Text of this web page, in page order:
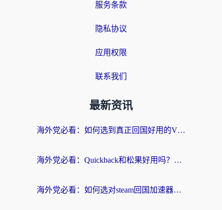
服务条款
隐私协议
应用权限
联系我们
最新资讯
海外党必看：如何选到真正回国好用的VPN？实测+避坑指南
海外党必看：Quickback和松果好用吗？3步教你选对回国加速器无缝刷国内资源
海外党必看：如何选对steam回国加速器？从踩坑到无缝访问国内资源的全攻略